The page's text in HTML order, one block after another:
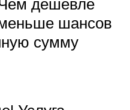
шансов
сумму